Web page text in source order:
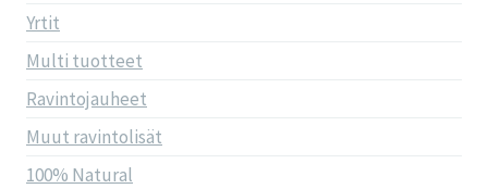
Yrtit
Multi tuotteet
Ravintojauheet
Muut ravintolisät
100% Natural